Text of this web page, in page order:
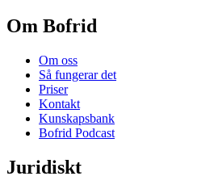
Om Bofrid
Om oss
Så fungerar det
Priser
Kontakt
Kunskapsbank
Bofrid Podcast
Juridiskt